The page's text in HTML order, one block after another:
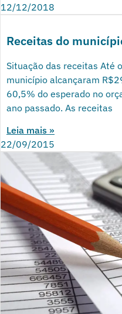
12/12/2018
Receitas do
Situação das receitas Até
município alcançaram
60,5% do esperado no
ano passado. As receitas
Leia mais »
22/09/2015